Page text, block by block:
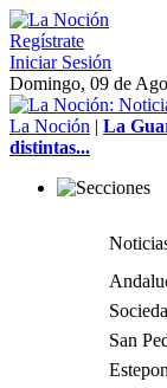
Regístrate
Iniciar Sesión
Domingo, 09 de
La Noción | La
distintas...
San